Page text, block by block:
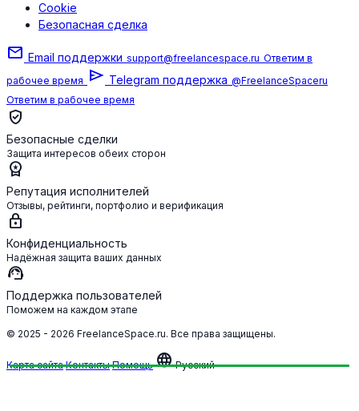
Cookie
Безопасная сделка
mail Email поддержки support@freelancespace.ru Ответим в
рабочее время send Telegram поддержка @FreelanceSpaceru
Ответим в рабочее время
verified_user
Безопасные сделки
Защита интересов обеих сторон
workspace_premium
Репутация исполнителей
Отзывы, рейтинги, портфолио и верификация
lock
Конфиденциальность
Надёжная защита ваших данных
support_agent
Поддержка пользователей
Поможем на каждом этапе
© 2025 - 2026 FreelanceSpace.ru. Все права защищены.
Карта сайта Контакты Помощь languageРусский